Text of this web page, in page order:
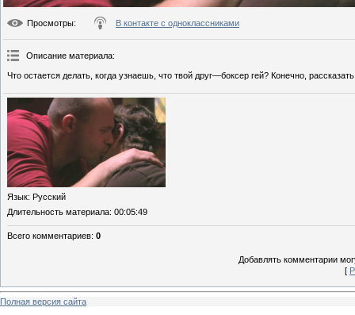
Просмотры: В контакте с одноклассниками
Описание материала:
Что остается делать, когда узнаешь, что твой друг—боксер гей? Конечно,
Язык: Русский
Длительность материала: 00:05:49
Всего комментариев: 0
Добавлять комментарии
[
Полная версия сайта